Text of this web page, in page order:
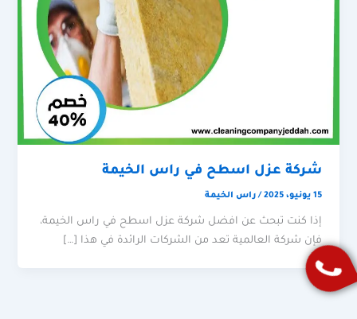
شركة عزل اسطح في راس الخيمة
15 يونيو، 2025 /راس الخيمة
إذا كنت تبحث عن افضل شركة عزل اسطح في راس الخيمة،
فإن شركة العالمية تعد من الشركات الرائدة في هذا […]